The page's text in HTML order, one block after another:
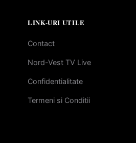
LINK-URI UTILE
Contact
Nord-Vest TV Live
Confidentialitate
Termeni si Conditii